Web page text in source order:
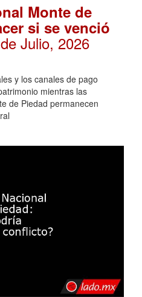
Monte de
si se venció
Julio, 2026
y los canales de pago
mientras las
de Piedad permanecen